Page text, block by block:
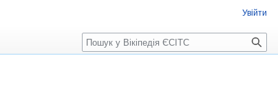
Увійти
Пошук